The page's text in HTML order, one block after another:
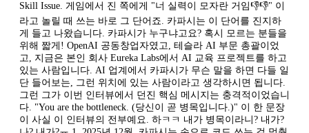
Skill Issue. 게임에서 진 쪽에게 "너 실력이 모자란 거임👎👎" 이
라고 놀릴 때 쓰는 바로 그 단어죠. 카파시는 이 단어를 진지하
게 들고 나왔습니다. 카파시가 누구냐고요? 혹시 모르는 분들을
위해 짧게! OpenAI 공동창업자였고, 테슬라 AI 부문 총괄이었
고, 지금은 본인 회사 Eureka Labs에서 AI 교육 프로젝트를 하고
있는 사람입니다. AI 업계에서 카파시가 무슨 말을 하면 다들 일
단 들어보는, 그런 위치에 있는 사람이라고 생각하시면 됩니다.
그런 그가 이번 인터뷰에서 던진 핵심 메시지는 충격적이었습니
다. "You are the bottleneck. (당신이 곧 병목입니다.)" 이 한 문장
이 사실 이 인터뷰의 전부예요. 하ㅋㅋ 내가 병목이라니? 내가?